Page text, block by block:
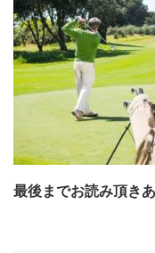
最後までお読み頂き